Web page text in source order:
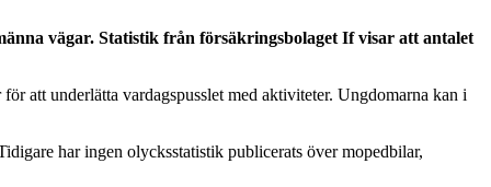
vägar. Statistik från försäkringsbolaget If visar att antalet
att underlätta vardagspusslet med aktiviteter. Ungdomarna kan i
har ingen olycksstatistik publicerats över mopedbilar,